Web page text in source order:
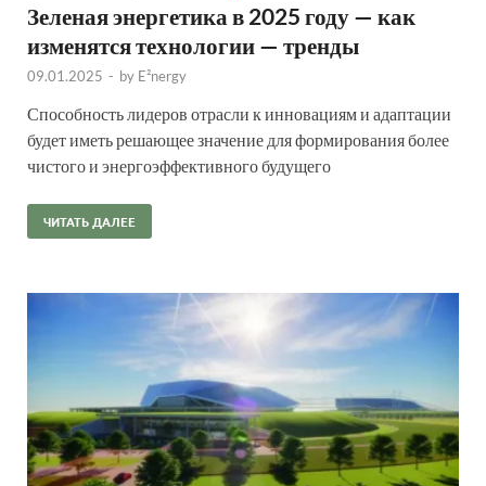
Зеленая энергетика в 2025 году — как
изменятся технологии — тренды
09.01.2025 - by E²nergy
Способность лидеров отрасли к инновациям и адаптации
будет иметь решающее значение для формирования более
чистого и энергоэффективного будущего
ЧИТАТЬ ДАЛЕЕ